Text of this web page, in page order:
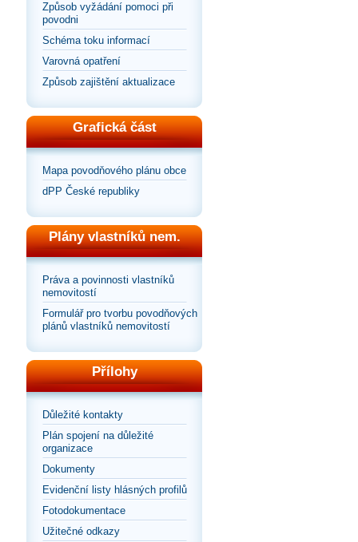
Způsob vyžádání pomoci při
povodni
Schéma toku informací
Varovná opatření
Způsob zajištění aktualizace
Grafická část
Mapa povodňového plánu obce
dPP České republiky
Plány vlastníků nem.
Práva a povinnosti vlastníků
nemovitostí
Formulář pro tvorbu povodňových
plánů vlastníků nemovitostí
Přílohy
Důležité kontakty
Plán spojení na důležité
organizace
Dokumenty
Evidenční listy hlásných profilů
Fotodokumentace
Užitečné odkazy